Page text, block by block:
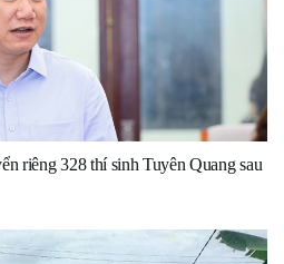
riêng 328 thí sinh Tuyên Quang sau